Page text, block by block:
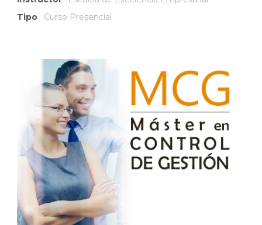
Tipo
Curso Presencial